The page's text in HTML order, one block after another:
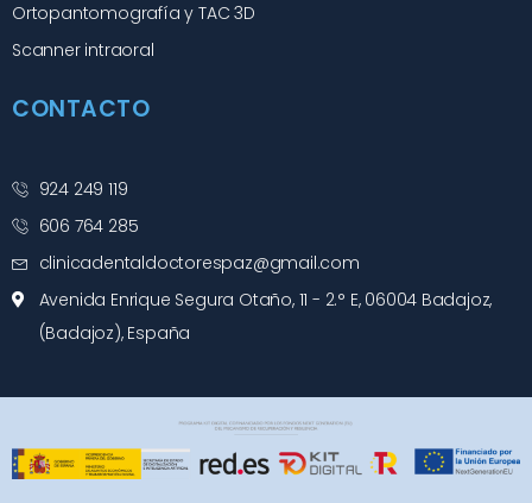
Ortopantomografía y TAC 3D
Scanner intraoral
CONTACTO
924 249 119
606 764 285
clinicadentaldoctorespaz@gmail.com
Avenida Enrique Segura Otaño, 11 - 2.° E, 06004 Badajoz,
(Badajoz), España